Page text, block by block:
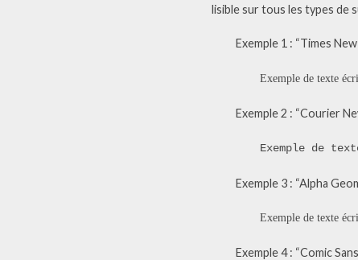
lisible sur tous les types de
Exemple 1 : “Times
Exemple de texte
Exemple 2 : “Courier
Exemple de
Exemple 3 : “Alpha
Exemple de texte
Exemple 4 : “Comic